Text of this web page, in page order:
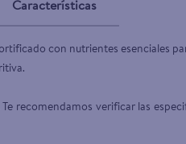
Características
con nutrientes esenciales
para una porción
recomendamos verificar las